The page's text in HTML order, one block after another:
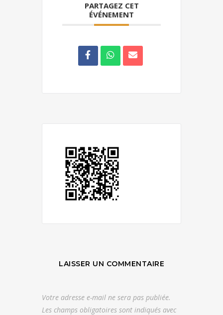
PARTAGEZ CET
ÉVÉNEMENT
LAISSER UN COMMENTAIRE
Votre adresse e-mail ne sera pas publiée.
Les champs obligatoires sont indiqués avec